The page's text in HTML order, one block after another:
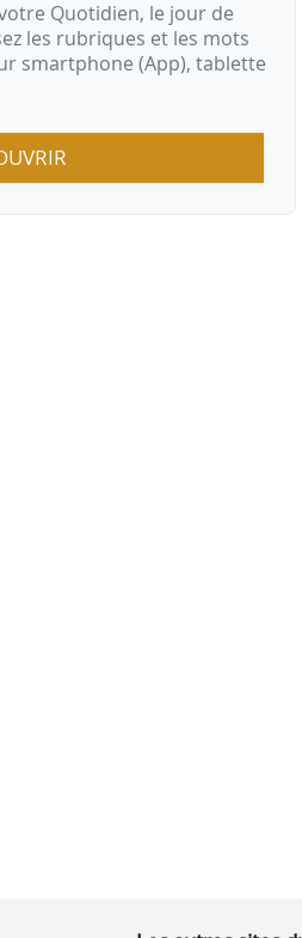
Quotidien, le jour de
les rubriques et les mots
smartphone (App), tablette